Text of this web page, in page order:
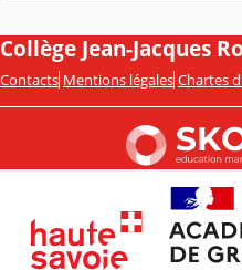
Collège Jean-Jacques
Contacts Mentions légales Chartes